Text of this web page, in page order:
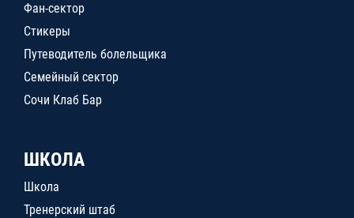
Фан-сектор
Стикеры
Путеводитель болельщика
Семейный сектор
Сочи Клаб Бар
ШКОЛА
Школа
Тренерский штаб